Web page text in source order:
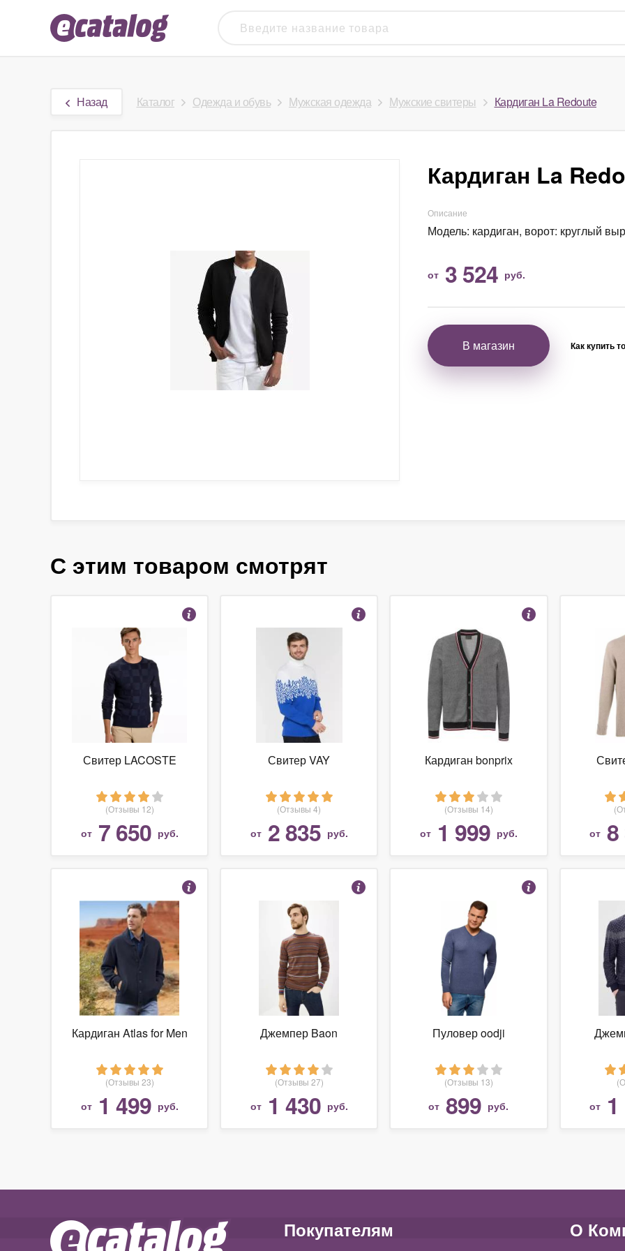
Назад Каталог Одежда и обувь Мужская одежда Мужские свитеры Кардиган La Redoute
Кардиган La
Описание
Модель: кардиган, ворот: круглый
от 3 524 руб.
В магазин Как купить
С этим товаром смотрят
Свитер LACOSTE
(Отзывы 12)
от 7 650 руб.
Свитер VAY
(Отзывы 4)
от 2 835 руб.
Кардиган bonprix
(Отзывы 14)
от 1 999 руб. от 8
Кардиган Atlas for Men
(Отзывы 23)
от 1 499 руб.
Джемпер Baon
(Отзывы 27)
от 1 430 руб.
Пуловер oodji
(Отзывы 13)
от 899 руб. от
Покупателям О